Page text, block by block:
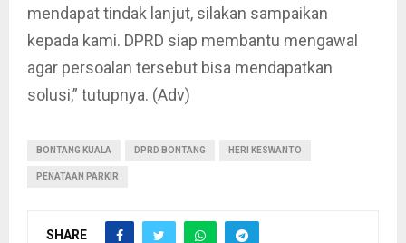
mendapat tindak lanjut, silakan sampaikan
kepada kami. DPRD siap membantu mengawal
agar persoalan tersebut bisa mendapatkan
solusi,” tutupnya. (Adv)
BONTANG KUALA DPRD BONTANG HERI KESWANTO
PENATAAN PARKIR
SHARE